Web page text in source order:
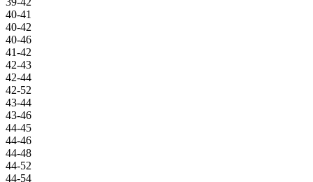
40-41
40-42
40-46
41-42
42-43
42-44
42-52
43-44
43-46
44-45
44-46
44-48
44-52
44-54